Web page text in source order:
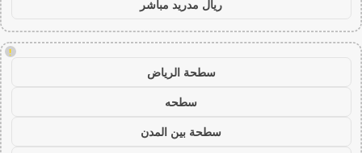
ريال مدريد مباشر
!
سطحة الرياض
سطحه
سطحة بين المدن